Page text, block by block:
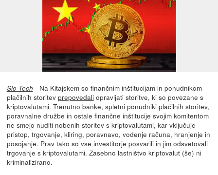
Slo-Tech - Na Kitajskem so finančnim inštitucijam in ponudnikom
plačilnih storitev prepovedaliopravljati storitve, ki so povezane s
kriptovalutami. Trenutno banke, spletni ponudniki plačilnih storitev,
poravnalne družbe in ostale finančne inštitucije svojim komitentom
ne smejo nuditi nobenih storitev s kriptovalutami, kar vključuje
pristop, trgovanje, kliring, poravnavo, vodenje računa, hranjenje in
posojanje. Prav tako so vse investitorje posvarili in jim odsvetovali
trgovanje s kriptovalutami. Zasebno lastništvo kriptovalut (še) ni
kriminalizirano.